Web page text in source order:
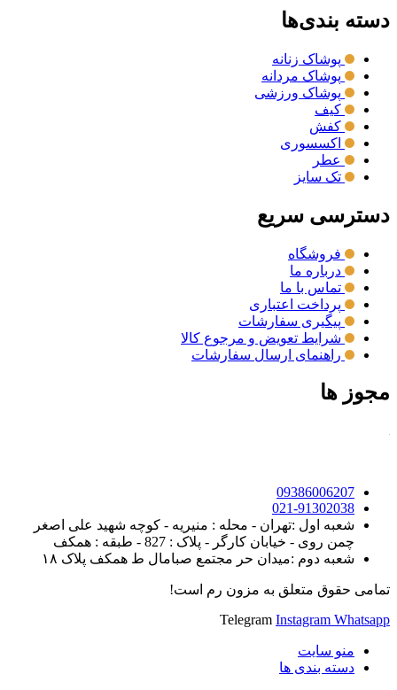
دسته بندی‌ها
پوشاک زنانه
پوشاک مردانه
پوشاک ورزشی
کیف
کفش
اکسسوری
عطر
تک سایز
دسترسی سریع
فروشگاه
درباره ما
تماس با ما
پرداخت اعتباری
پیگیری سفارشات
شرایط تعویض و مرجوع کالا
راهنمای ارسال سفارشات
مجوز ها
09386006207
021-91302038
شعبه اول :تهران - محله : منیریه - کوچه شهید علی اصغر
چمن روی - خیابان کارگر - پلاک : 827 - طبقه : همکف
شعبه دوم :میدان حر مجتمع صبامال ط همکف پلاک ۱۸
تمامی حقوق متعلق به مزون رم است!
Telegram Instagram Whatsapp
منو سایت
دسته بندی ها